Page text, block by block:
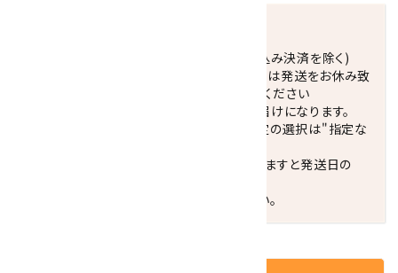
正午までのご注文で当日発送致します。(振込み決済を除く)
休業日(水曜日、第1．3木曜日)と臨時休業日は発送をお休み致
します。 営業日カレンダー(左下段)をご確認ください
配達ご希望日がない場合は、最短日でのお届けになります。
※最短でのお届けをご希望の場合、時間指定の選択は"指定な
お届けの地域によっては、時間帯を指定されますと発送日の
ご不明な点はお気軽にお問い合わせください。